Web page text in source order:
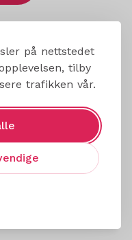
på nettstedet
tilby
trafikken vår.